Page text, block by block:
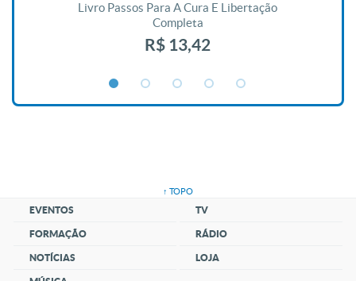
Livro Passos Para A Cura E Libertação
Completa
R$ 13,42
↑ TOPO
EVENTOS
FORMAÇÃO
NOTÍCIAS
TV
RÁDIO
LOJA